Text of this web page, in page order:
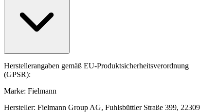
Herstellerangaben gemäß EU-Produktsicherheitsverordnung
(GPSR):
Marke: Fielmann
Hersteller: Fielmann Group AG, Fuhlsbüttler Straße 399, 22309